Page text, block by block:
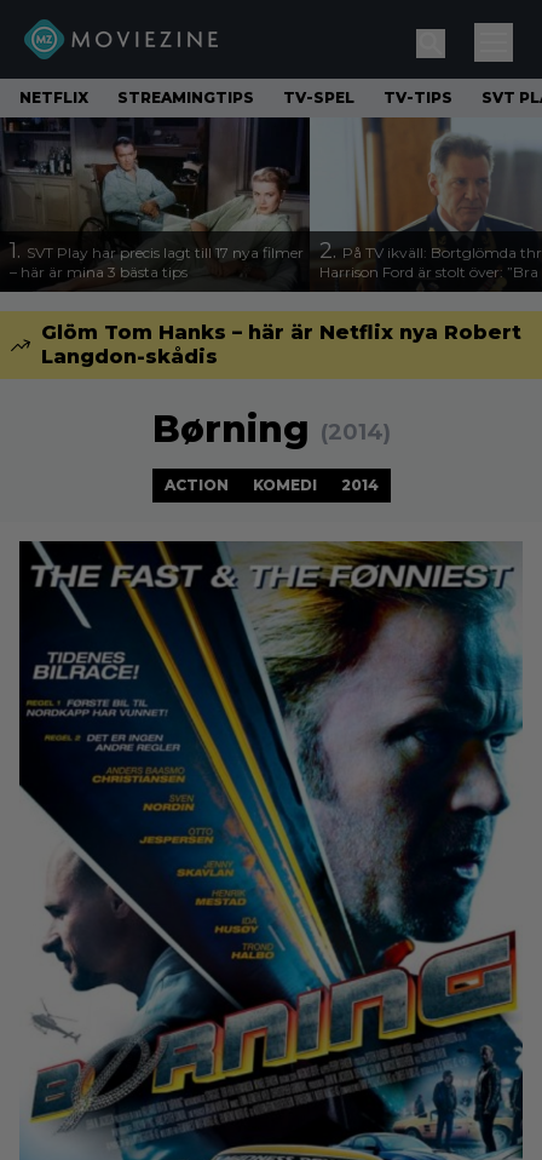
NETFLIX STREAMINGTIPS TV-SPEL TV-TIPS SVT
1. SVT Play har precis lagt till 17 nya filmer
– här är mina 3 bästa tips
2. På TV ikväll: Bortglömda
Harrison Ford är stolt över:
Glöm Tom Hanks – här är Netflix nya Robert
Langdon-skådis
Børning (2014)
ACTION KOMEDI 2014